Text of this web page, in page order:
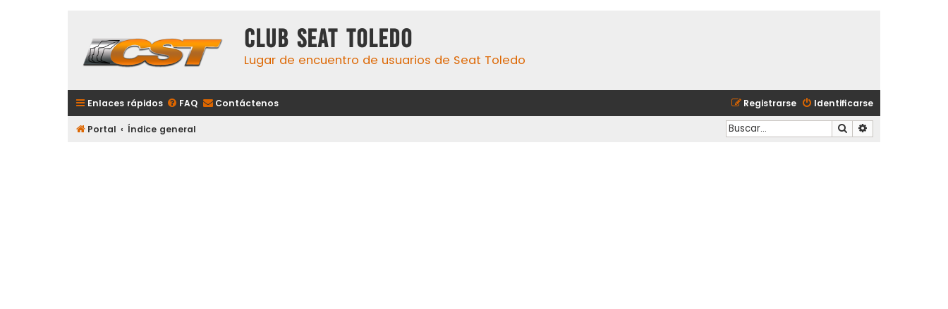
Club Seat Toledo
Lugar de encuentro de usuarios de Seat Toledo
Enlaces rápidos FAQ Contáctenos Identificarse
Registrarse
Portal Índice general Buscar